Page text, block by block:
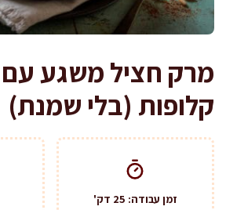
מרק חציל משגע עם
קלופות (בלי שמנת)
זמן עבודה: 25 דק'